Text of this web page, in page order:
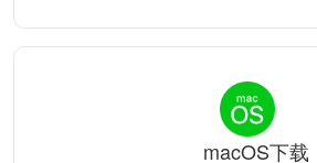
macOS下载